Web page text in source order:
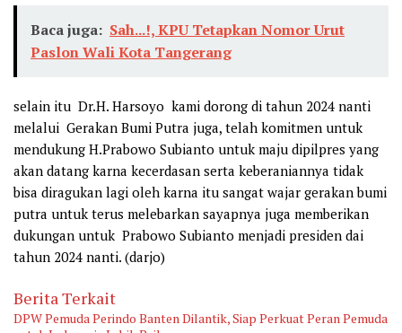
Baca juga: Sah...!, KPU Tetapkan Nomor Urut
Paslon Wali Kota Tangerang
selain itu Dr.H. Harsoyo kami dorong di tahun 2024 nanti
melalui Gerakan Bumi Putra juga, telah komitmen untuk
mendukung H.Prabowo Subianto untuk maju dipilpres yang
akan datang karna kecerdasan serta keberaniannya tidak
bisa diragukan lagi oleh karna itu sangat wajar gerakan bumi
putra untuk terus melebarkan sayapnya juga memberikan
dukungan untuk Prabowo Subianto menjadi presiden dai
tahun 2024 nanti. (darjo)
Berita Terkait
DPW Pemuda Perindo Banten Dilantik, Siap Perkuat Peran Pemuda